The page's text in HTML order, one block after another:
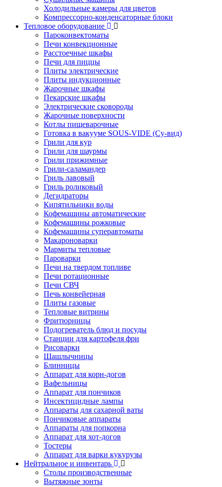
Холодильные камеры для цветов
Компрессорно-конденсаторные блоки
Тепловое оборудование
Пароконвектоматы
Печи конвекционные
Расстоечные шкафы
Печи для пиццы
Плиты электрические
Плиты индукционные
Жарочные шкафы
Пекарские шкафы
Электрические сковороды
Жарочные поверхности
Котлы пищеварочные
Готовка в вакууме SOUS-VIDE (Су-вид)
Грили для кур
Грили для шаурмы
Грили прижимные
Грили-саламандер
Гриль лавовый
Гриль роликовый
Дегидраторы
Кипятильники воды
Кофемашины автоматические
Кофемашины рожковые
Кофемашины суперавтоматы
Макароноварки
Мармиты тепловые
Пароварки
Печи на твердом топливе
Печи ротационные
Печи СВЧ
Печь конвейерная
Плиты газовые
Тепловые витрины
Фритюрницы
Подогреватель блюд и посуды
Станции для картофеля фри
Рисоварки
Шашлычницы
Блинницы
Аппарат для корн-догов
Вафельницы
Аппарат для пончиков
Инсектицидные лампы
Аппараты для сахарной ваты
Пончиковые аппараты
Аппараты для попкорна
Аппарат для хот-догов
Тостеры
Аппарат для варки кукурузы
Нейтральное и инвентарь
Столы производственные
Вытяжные зонты